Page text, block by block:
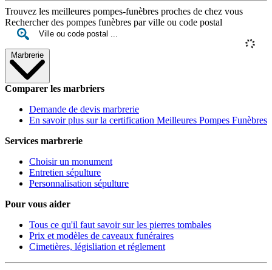
Trouvez les meilleures pompes-funèbres proches de chez vous
Rechercher des pompes funèbres par ville ou code postal
Marbrerie
Comparer les marbriers
Demande de devis marbrerie
En savoir plus sur la certification Meilleures Pompes Funèbres
Services marbrerie
Choisir un monument
Entretien sépulture
Personnalisation sépulture
Pour vous aider
Tous ce qu'il faut savoir sur les pierres tombales
Prix et modèles de caveaux funéraires
Cimetières, législiation et réglement